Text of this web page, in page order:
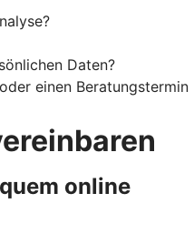
Daten?
einen Beratungstermin
online